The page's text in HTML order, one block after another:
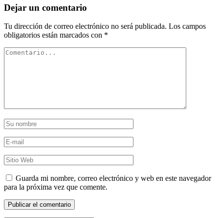
Dejar un comentario
Tu dirección de correo electrónico no será publicada. Los campos
obligatorios están marcados con *
Guarda mi nombre, correo electrónico y web en este navegador
para la próxima vez que comente.